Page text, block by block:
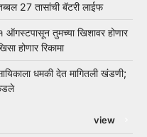
27 तासांची बॅटरी लाईफ
तुमच्या खिशावर होणार
होणार रिकामा
धमकी देत मागितली खंडणी;
view